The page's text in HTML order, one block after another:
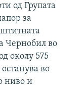
од Групата
за
Чернобил во
околу 575
во
ниво и